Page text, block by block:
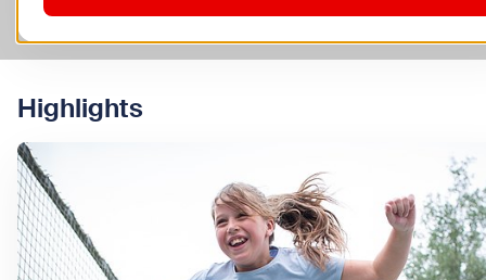
Themen & HighlightsInfos A-Z
Highlights